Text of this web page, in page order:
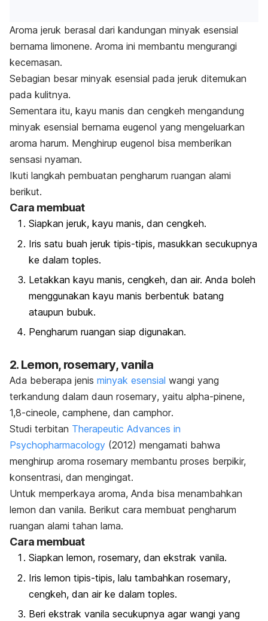
Aroma jeruk berasal dari kandungan minyak esensial
bernama limonene. Aroma ini membantu mengurangi
kecemasan.
Sebagian besar minyak esensial pada jeruk ditemukan
pada kulitnya.
Sementara itu, kayu manis dan cengkeh mengandung
minyak esensial bernama eugenol yang mengeluarkan
aroma harum. Menghirup eugenol bisa memberikan
sensasi nyaman.
Ikuti langkah pembuatan pengharum ruangan alami
berikut.
Cara membuat
Siapkan jeruk, kayu manis, dan cengkeh.
Iris satu buah jeruk tipis-tipis, masukkan secukupnya
ke dalam toples.
Letakkan kayu manis, cengkeh, dan air. Anda boleh
menggunakan kayu manis berbentuk batang
ataupun bubuk.
Pengharum ruangan siap digunakan.
2. Lemon, rosemary, vanila
Ada beberapa jenis minyak esensial wangi yang
terkandung dalam daun rosemary, yaitu alpha-pinene,
1,8-cineole, camphene, dan camphor.
Studi terbitan Therapeutic Advances in
Psychopharmacology (2012) mengamati bahwa
menghirup aroma rosemary membantu proses berpikir,
konsentrasi, dan mengingat.
Untuk memperkaya aroma, Anda bisa menambahkan
lemon dan vanila. Berikut cara membuat pengharum
ruangan alami tahan lama.
Cara membuat
Siapkan lemon, rosemary, dan ekstrak vanila.
Iris lemon tipis-tipis, lalu tambahkan rosemary,
cengkeh, dan air ke dalam toples.
Beri ekstrak vanila secukupnya agar wangi yang